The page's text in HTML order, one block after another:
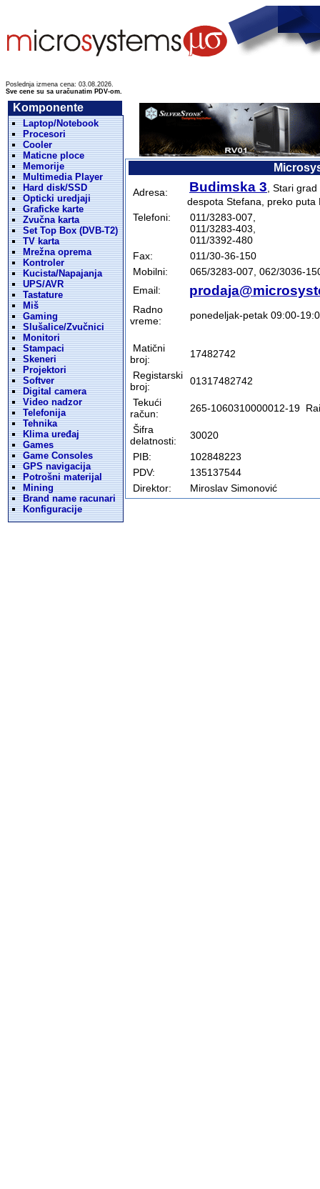
Poslednja izmena cena: 03.08.2026.
Sve cene su sa uračunatim PDV-om.
Komponente
Laptop/Notebook
Procesori
Cooler
Maticne ploce
Memorije
Multimedia Player
Hard disk/SSD
Opticki uredjaji
Graficke karte
Zvučna karta
Set Top Box (DVB-T2)
TV karta
Mrežna oprema
Kontroler
Kucista/Napajanja
UPS/AVR
Tastature
Miš
Gaming
Slušalice/Zvučnici
Monitori
Stampaci
Skeneri
Projektori
Softver
Digital camera
Video nadzor
Telefonija
Tehnika
Klima uređaj
Games
Game Consoles
GPS navigacija
Potrošni materijal
Mining
Brand name racunari
Konfiguracije
Adresa: Budimska 3 , Stari
despota Stefana, preko puta
Telefoni:
011/3283-007,
011/3283-403,
011/3392-480
Fax:
011/30-36-150
Mobilni:
065/3283-007, 062/3036-
Email:
Radno
vreme:
ponedeljak-petak 09:00-
Matični
broj:
17482742
Registarski
broj:
01317482742
Tekući
račun:
265-1060310000012-19
Šifra
delatnosti:
30020
PIB:
102848223
PDV:
135137544
Direktor:
Miroslav Simonović